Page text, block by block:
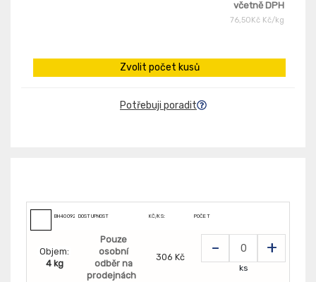
včetně DPH
76,50Kč Kč/kg
Zvolit počet kusů
Potřebuji poradit
BH400921 DOSTUPNOST KČ/KS: POČET
Objem:
4 kg
Pouze
osobní
odběr na
prodejnách
306 Kč - +
ks